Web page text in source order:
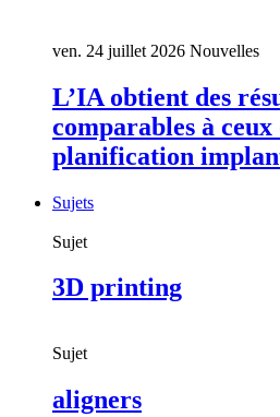
ven. 24 juillet 2026 Nouvelles
L’IA obtient des
comparables à ceux
planification
Sujets
Sujet
3D printing
Sujet
aligners